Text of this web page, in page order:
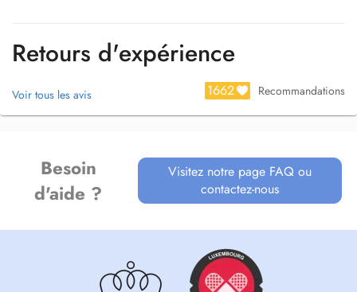
Thank you for understanding
Retours d'expérience
Voir tous les avis 1662 Recommandations
Besoin
d'aide ?
Visitez notre page FAQ ou
contactez-nous